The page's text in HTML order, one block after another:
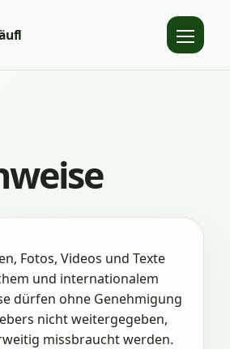
Menü
Fotos, Videos und Texte
und internationalem
dürfen ohne Genehmigung
nicht weitergegeben,
missbraucht werden.